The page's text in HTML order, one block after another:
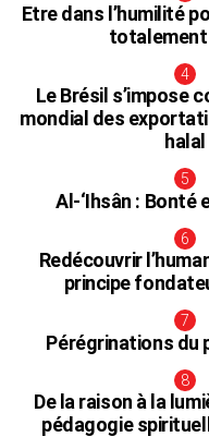
Etre dans l’humilité
totalement
Le Brésil s’impose
mondial des
halal
Al-‘Ihsân : Bonté
Redécouvrir
principe
Pérégrinations du
De la raison à la
pédagogie